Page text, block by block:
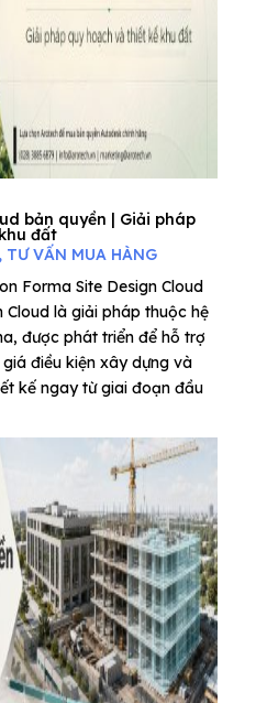
bản quyền | Giải pháp
đất
TƯ VẤN MUA HÀNG
Forma Site Design Cloud
Cloud là giải pháp thuộc hệ
được phát triển để hỗ trợ
điều kiện xây dựng và
kế ngay từ giai đoạn đầu